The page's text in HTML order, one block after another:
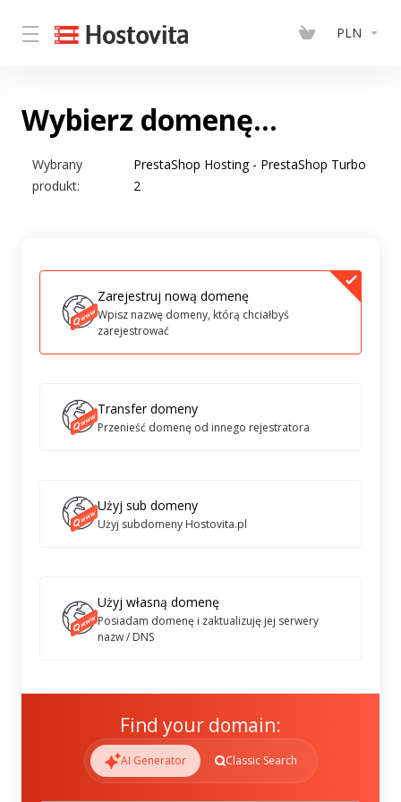
PLN
Wybierz domenę...
Wybrany
produkt:
PrestaShop Hosting - PrestaShop Turbo
2
Zarejestruj nową domenę
Wpisz nazwę domeny, którą chciałbyś
zarejestrować
Transfer domeny
Przenieść domenę od innego rejestratora
Użyj sub domeny
Użyj subdomeny Hostovita.pl
Użyj własną domenę
Posiadam domenę i zaktualizuję jej serwery
nazw / DNS
Find your domain:
AI Generator Classic Search